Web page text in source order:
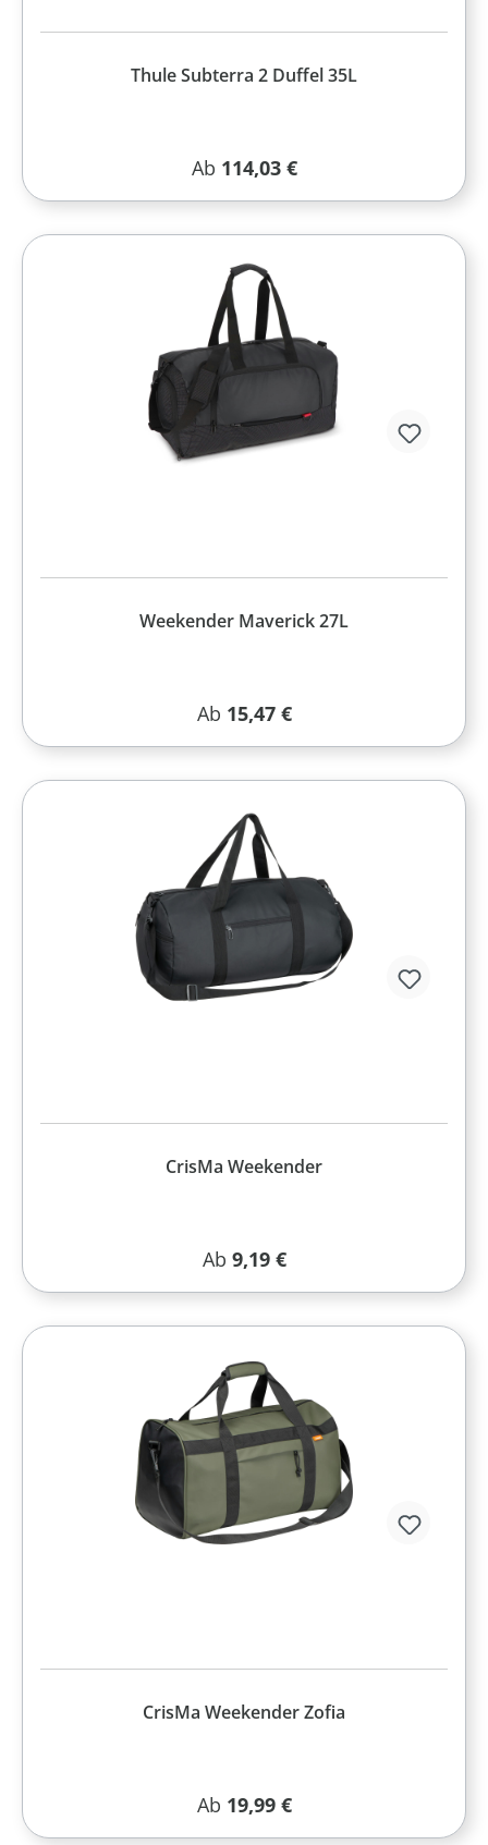
Thule Subterra 2 Duffel 35L
Regulärer Preis:
Ab 114,03 €
Weekender Maverick 27L
Regulärer Preis:
Ab 15,47 €
CrisMa Weekender
Regulärer Preis:
Ab 9,19 €
CrisMa Weekender Zofia
Regulärer Preis:
Ab 19,99 €